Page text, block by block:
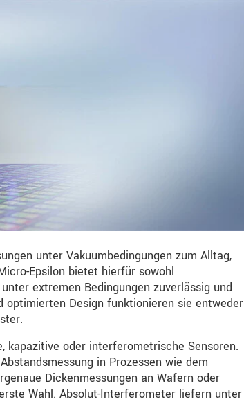
unter Vakuumbedingungen zum Alltag,
Epsilon bietet hierfür sowohl
extremen Bedingungen zuverlässig und
optimierten Design funktionieren sie entweder
kapazitive oder interferometrische Sensoren.
in Prozessen wie dem
Dickenmessungen an Wafern oder
Wahl. Absolut-Interferometer liefern unter